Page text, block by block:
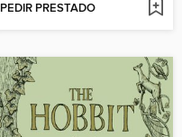
PEDIR PRESTADO